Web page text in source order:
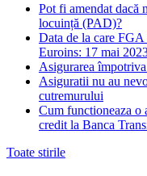
Pot fi amendat dacă
locuință (PAD)?
Data de la care
Euroins: 17 mai
Asigurarea
Asiguratii nu au
cutremurului
Cum functioneaza o
credit la Banca
Toate stirile